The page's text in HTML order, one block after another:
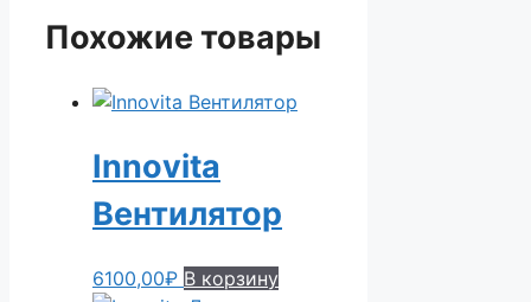
Похожие товары
Innovita
Вентилятор
6100,00₽ В корзину